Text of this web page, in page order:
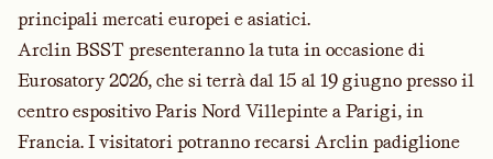
principali mercati europei e asiatici.
Arclin BSST presenteranno la tuta in occasione di
Eurosatory 2026, che si terrà dal 15 al 19 giugno presso il
centro espositivo Paris Nord Villepinte a Parigi, in
Francia. I visitatori potranno recarsi Arclin padiglione